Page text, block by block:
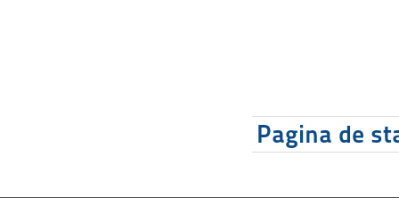
Pagina de